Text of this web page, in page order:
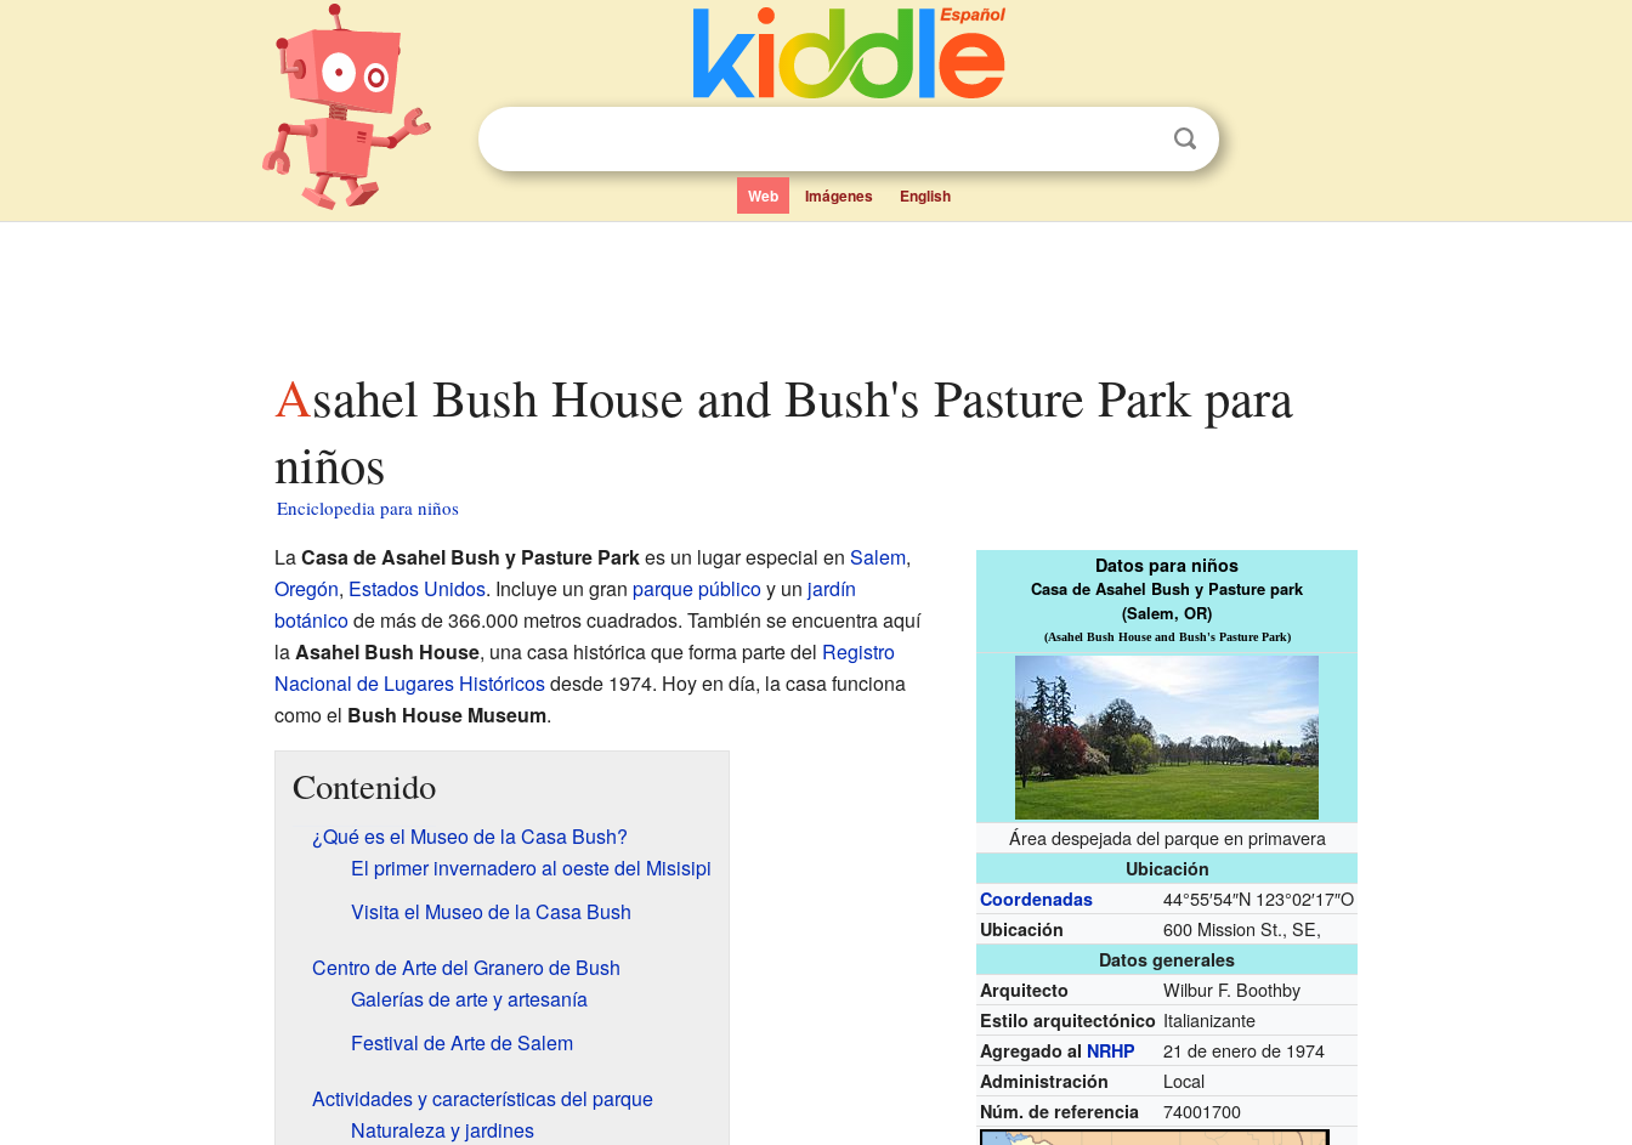
Web Imágenes English
Asahel Bush House and Bush's Pasture Park para
niños
Enciclopedia para niños
Datos para niños
Casa de Asahel Bush y Pasture park
(Salem, OR)
(Asahel Bush House and Bush's Pasture Park)
Área despejada del parque en primavera
Ubicación
Coordenadas
44°55′54″N 123°02′17″O
Ubicación 600 Mission St., SE,
Datos generales
Arquitecto
Wilbur F. Boothby
Estilo arquitectónico Italianizante
Agregado al NRHP 21 de enero de 1974
Administración Local
Núm. de referencia 74001700
LaCasa de Asahel Bush y Pasture Parkes un lugar especial en Salem,
Oregón, Estados Unidos. Incluye un gran parque públicoy un jardín
botánicode más de 366.000 metros cuadrados. También se encuentra aquí
laAsahel Bush House, una casa histórica que forma parte del Registro
Nacional de Lugares Históricosdesde 1974. Hoy en día, la casa funciona
como el Bush House Museum.
Contenido
¿Qué es el Museo de la Casa Bush?
El primer invernadero al oeste del Misisipi
Visita el Museo de la Casa Bush
Centro de Arte del Granero de Bush
Galerías de arte y artesanía
Festival de Arte de Salem
Actividades y características del parque
Naturaleza y jardines